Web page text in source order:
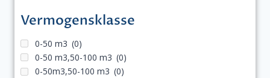
Vermogensklasse
0-50 m3 (0)
0-50 m3,50-100 m3 (0)
0-50m3,50-100 m3 (0)